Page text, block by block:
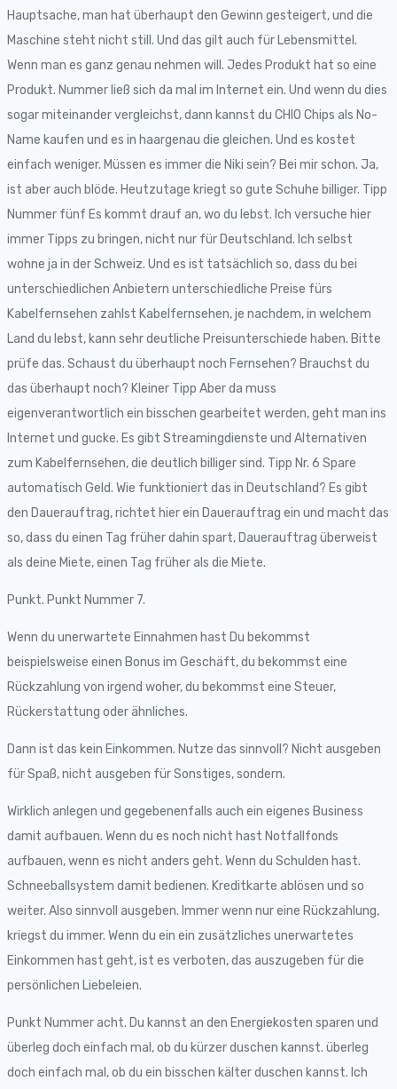
Hauptsache, man hat überhaupt den Gewinn gesteigert, und die
Maschine steht nicht still. Und das gilt auch für Lebensmittel.
Wenn man es ganz genau nehmen will. Jedes Produkt hat so eine
Produkt. Nummer ließ sich da mal im Internet ein. Und wenn du dies
sogar miteinander vergleichst, dann kannst du CHIO Chips als No-
Name kaufen und es in haargenau die gleichen. Und es kostet
einfach weniger. Müssen es immer die Niki sein? Bei mir schon. Ja,
ist aber auch blöde. Heutzutage kriegt so gute Schuhe billiger. Tipp
Nummer fünf Es kommt drauf an, wo du lebst. Ich versuche hier
immer Tipps zu bringen, nicht nur für Deutschland. Ich selbst
wohne ja in der Schweiz. Und es ist tatsächlich so, dass du bei
unterschiedlichen Anbietern unterschiedliche Preise fürs
Kabelfernsehen zahlst Kabelfernsehen, je nachdem, in welchem
Land du lebst, kann sehr deutliche Preisunterschiede haben. Bitte
prüfe das. Schaust du überhaupt noch Fernsehen? Brauchst du
das überhaupt noch? Kleiner Tipp Aber da muss
eigenverantwortlich ein bisschen gearbeitet werden, geht man ins
Internet und gucke. Es gibt Streamingdienste und Alternativen
zum Kabelfernsehen, die deutlich billiger sind. Tipp Nr. 6 Spare
automatisch Geld. Wie funktioniert das in Deutschland? Es gibt
den Dauerauftrag, richtet hier ein Dauerauftrag ein und macht das
so, dass du einen Tag früher dahin spart, Dauerauftrag überweist
als deine Miete, einen Tag früher als die Miete.
Punkt. Punkt Nummer 7.
Wenn du unerwartete Einnahmen hast Du bekommst
beispielsweise einen Bonus im Geschäft, du bekommst eine
Rückzahlung von irgend woher, du bekommst eine Steuer,
Rückerstattung oder ähnliches.
Dann ist das kein Einkommen. Nutze das sinnvoll? Nicht ausgeben
für Spaß, nicht ausgeben für Sonstiges, sondern.
Wirklich anlegen und gegebenenfalls auch ein eigenes Business
damit aufbauen. Wenn du es noch nicht hast Notfallfonds
aufbauen, wenn es nicht anders geht. Wenn du Schulden hast.
Schneeballsystem damit bedienen. Kreditkarte ablösen und so
weiter. Also sinnvoll ausgeben. Immer wenn nur eine Rückzahlung,
kriegst du immer. Wenn du ein ein zusätzliches unerwartetes
Einkommen hast geht, ist es verboten, das auszugeben für die
persönlichen Liebeleien.
Punkt Nummer acht. Du kannst an den Energiekosten sparen und
überleg doch einfach mal, ob du kürzer duschen kannst. überleg
doch einfach mal, ob du ein bisschen kälter duschen kannst. Ich